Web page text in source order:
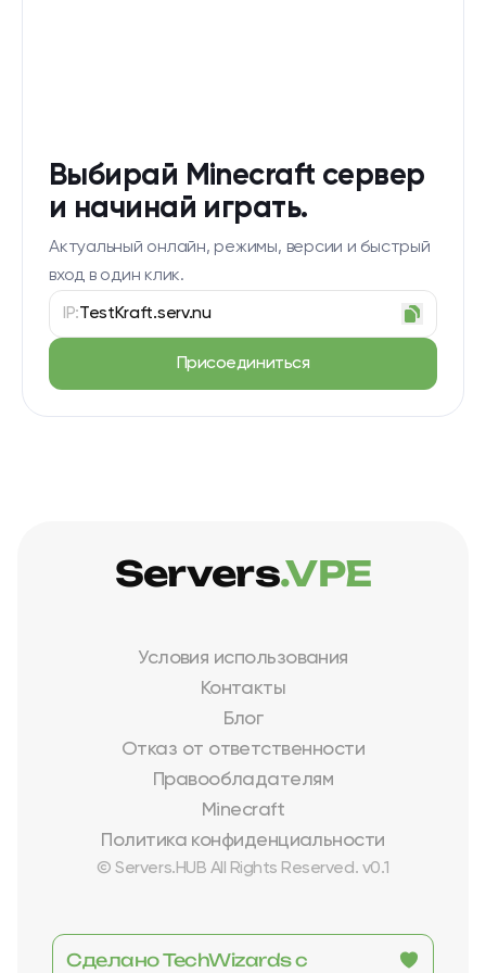
Выбирай Minecraft сервер
и начинай играть.
Актуальный онлайн, режимы, версии и быстрый
вход в один клик.
IP:TestKraft.serv.nu
Присоединиться
Условия использования
Контакты
Блог
Отказ от ответственности
Правообладателям
Minecraft
Политика конфиденциальности
© Servers.HUB All Rights Reserved. v0.1
Servers.VPE
Сделано TechWizards с